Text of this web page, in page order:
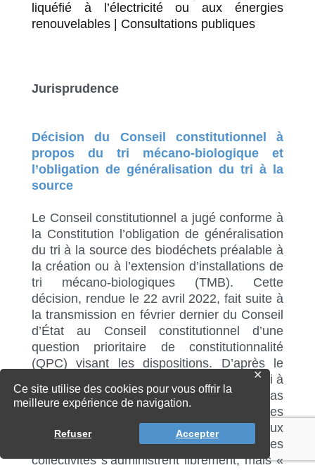
Ce site utilise des cookies pour vous offrir la
meilleure expérience de navigation.
Refuser Accepter
✕
liquéfié à l’électricité ou aux énergies
renouvelables | Consultations publiques
Jurisprudence
Décision du Conseil constitutionnel à
propos du tri mécano-biologique et
l’obligation de généralisation du tri à la
source
Le Conseil constitutionnel a jugé conforme à
la Constitution l’obligation de généralisation
du tri à la source des biodéchets préalable à
la création ou à l’extension d’installations de
tri mécano-biologiques (TMB). Cette
décision, rendue le 22 avril 2022, fait suite à
la transmission en février dernier du Conseil
d’État au Conseil constitutionnel d’une
question prioritaire de constitutionnalité
(QPC) visant les dispositions. D’après le
Conseil, l’obligation de généralisation du tri à
la source des biodéchets ne s’oppose pas
au principe de libre administration des
collectivités territoriales. Conformément aux
articles 34 et 72 de la Constitution, les
collectivités s’administrent librement, mais «